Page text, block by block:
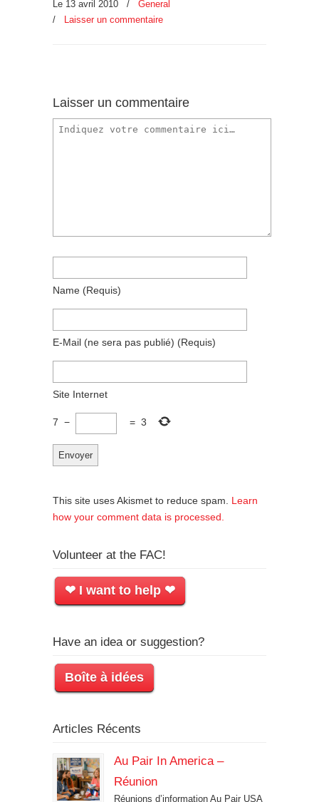
Le 13 avril 2010 /
General
/
Laisser un commentaire
Laisser un commentaire
Name (requis)
E-Mail (ne sera pas publié) (requis)
Site Internet
7 − = 3
This site uses Akismet to reduce spam. Learn
how your comment data is processed.
Volunteer at the FAC!
❤ I want to help ❤
Have an idea or suggestion?
Boîte à idées
Articles Récents
Au Pair In America –
Réunion
Réunions d’information Au Pair USA